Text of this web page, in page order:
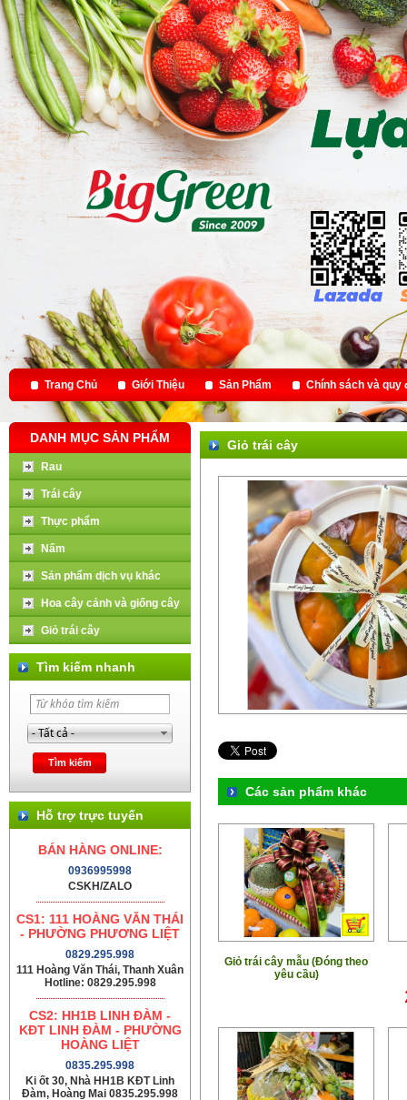
Trang Chủ Giới Thiệu Sản Phẩm Chính sách và quy
DANH MỤC SẢN PHẨM
Rau
Trái cây
Thực phẩm
Nấm
Sản phẩm dịch vụ khác
Hoa cây cảnh và giống cây
Giỏ trái cây
Tìm kiếm nhanh
Hỗ trợ trực tuyến
BÁN HÀNG ONLINE:
0936995998
CSKH/ZALO
CS1: 111 HOÀNG VĂN THÁI
- PHƯỜNG PHƯƠNG LIỆT
0829.295.998
111 Hoàng Văn Thái, Thanh Xuân
Hotline: 0829.295.998
CS2: HH1B LINH ĐÀM -
KĐT LINH ĐÀM - PHƯỜNG
HOÀNG LIỆT
0835.295.998
Ki ốt 30, Nhà HH1B KĐT Linh
Đàm, Hoàng Mai 0835.295.998
Giỏ trái cây
Các sản phẩm khác
Giỏ trái cây mẫu (Đóng theo
yêu cầu)